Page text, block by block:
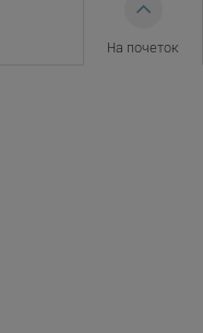
На почеток